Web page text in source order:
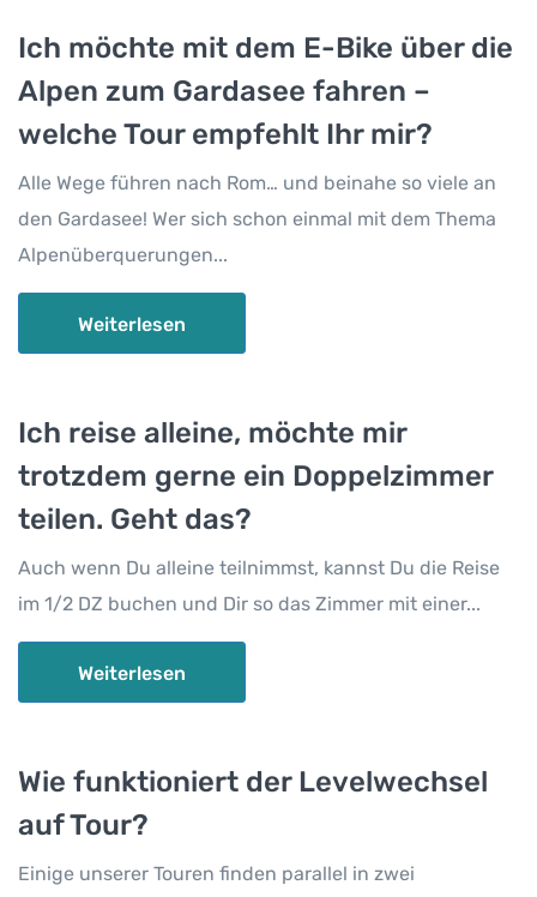
Ich möchte mit dem E-Bike über die
Alpen zum Gardasee fahren –
welche Tour empfehlt Ihr mir?
Alle Wege führen nach Rom… und beinahe so viele an
den Gardasee! Wer sich schon einmal mit dem Thema
Alpenüberquerungen...
Weiterlesen
Ich reise alleine, möchte mir
trotzdem gerne ein Doppelzimmer
teilen. Geht das?
Auch wenn Du alleine teilnimmst, kannst Du die Reise
im 1/2 DZ buchen und Dir so das Zimmer mit einer...
Weiterlesen
Wie funktioniert der Levelwechsel
auf Tour?
Einige unserer Touren finden parallel in zwei